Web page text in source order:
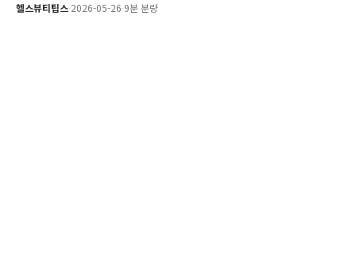
헬스뷰티팁스·2026-05-26·9분 분량